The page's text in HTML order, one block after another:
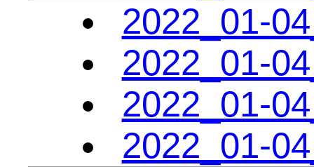
2022_01-
2022_01-
2022_01-
2022_01-